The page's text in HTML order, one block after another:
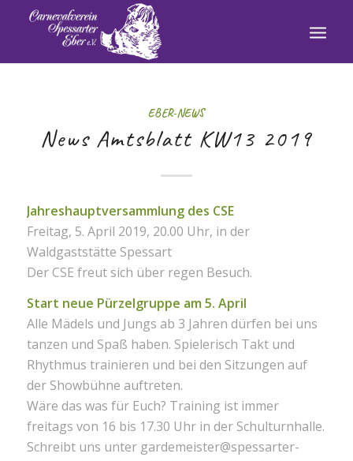
EBER-NEWS
News Amtsblatt KW13 2019
Jahreshauptversammlung des CSE
Freitag, 5. April 2019, 20.00 Uhr, in der
Waldgaststätte Spessart
Der CSE freut sich über regen Besuch.
Start neue Pürzelgruppe am 5. April
Alle Mädels und Jungs ab 3 Jahren dürfen bei uns
tanzen und Spaß haben. Spielerisch Takt und
Rhythmus trainieren und bei den Sitzungen auf
der Showbühne auftreten.
Wäre das was für Euch? Training ist immer
freitags von 16 bis 17.30 Uhr in der Schulturnhalle.
Schreibt uns unter gardemeister@spessarter-